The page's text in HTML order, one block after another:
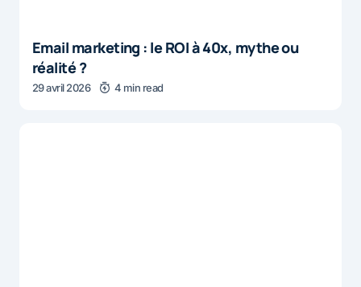
Email marketing : le ROI à 40x, mythe ou
réalité ?
29 avril 2026 4 min read